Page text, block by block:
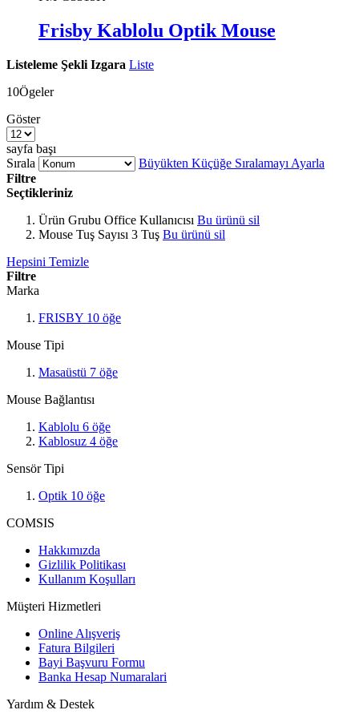
Frisby Kablolu Optik Mouse
Listeleme Şekli Izgara Liste
10Ögeler
Göster
sayfa başı
Sırala
Büyükten Küçüğe Sıralamayı Ayarla
Filtre
Seçtikleriniz
Ürün Grubu Office Kullanıcısı Bu ürünü sil
Mouse Tuş Sayısı 3 Tuş Bu ürünü sil
Hepsini Temizle
Filtre
Marka
FRISBY 10 öğe
Mouse Tipi
Masaüstü 7 öğe
Mouse Bağlantısı
Kablolu 6 öğe
Kablosuz 4 öğe
Sensör Tipi
Optik 10 öğe
COMSIS
Hakkımızda
Gizlilik Politikası
Kullanım Koşulları
Müşteri Hizmetleri
Online Alışveriş
Fatura Bilgileri
Bayi Başvuru Formu
Banka Hesap Numaralari
Yardım & Destek